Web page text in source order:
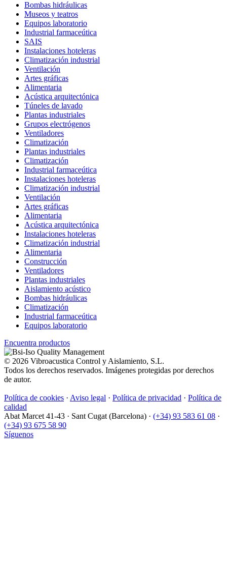
Bombas hidráulicas
Museos y teatros
Equipos laboratorio
Industrial farmaceútica
SAIS
Instalaciones hoteleras
Climatización industrial
Ventilación
Artes gráficas
Alimentaria
Acústica arquitectónica
Túneles de lavado
Plantas industriales
Grupos electrógenos
Ventiladores
Climatización
Plantas industriales
Climatización
Industrial farmaceútica
Instalaciones hoteleras
Climatización industrial
Ventilación
Artes gráficas
Alimentaria
Acústica arquitectónica
Instalaciones hoteleras
Climatización industrial
Alimentaria
Construcción
Ventiladores
Plantas industriales
Aislamiento acústico
Bombas hidráulicas
Climatización
Industrial farmaceútica
Equipos laboratorio
Encuentra productos
© 2026 Vibroacustica Control y Aislamiento, S.L.
Todos los derechos reservados. Imágenes protegidas por derechos
de autor.
Política de cookies · Aviso legal · Política de privacidad · Política de
calidad
Abat Marcet 41-43 · Sant Cugat (Barcelona) · (+34) 93 583 61 08 ·
(+34) 93 675 58 90
Síguenos